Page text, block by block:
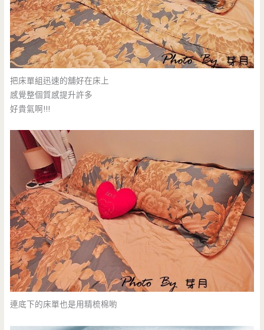
把床單組迅速的舖好在床上
感覺整個質感提升許多
好貴氣啊!!!
連底下的床單也是用精梳棉喲